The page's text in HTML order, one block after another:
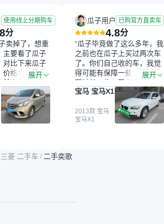
使用线上分期购车
分
卖掉了，想重
主要看了瓜子
对比下来瓜子
价格也更符合
卖车来过瓜
没谈成，但
。瓜子毕竟是
象还好。我
汽大通，18
便捷，其他平
虽然我砍过
展开
瓜子用户 已购官方直卖车
4.8分
“瓜子毕竟做了这么多年，我
之前也在瓜子上买过两次车
了。你们自己收的车，我觉
得可能有保障一些，检测会
更过关一些。平台自己收上
来再卖的车，应该更可靠。
我买的是宝马X1，主要看中
它的价格和公里数比较合
适。另外，瓜子承诺无火
展开
宝马 宝马X1
2013款 宝马
宝马X1
菱 二手车 / 二手奕歌